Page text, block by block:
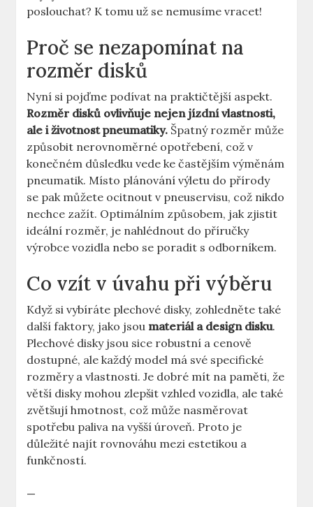
poslouchat? K tomu už se nemusíme vracet!
Proč se nezapomínat na
rozměr disků
Nyní‍ si pojďme podívat ‍na praktičtější aspekt. ⁣
Rozměr disků ovlivňuje nejen jízdní vlastnosti,
ale i životnost pneumatiky. Špatný rozměr může‍
způsobit nerovnoměrné opotřebení, ⁣což v
konečném důsledku vede ke častějším výměnám
‍pneumatik. Místo plánování výletu do přírody
se pak můžete ocitnout v‌ pneuservisu, což nikdo
nechce zažít. Optimálním způsobem, jak zjistit
ideální rozměr, je nahlédnout⁤ do⁤ příručky
výrobce vozidla nebo se poradit s odborníkem.
Co‌ vzít⁤ v úvahu⁤ při výběru
Když si vybíráte plechové disky, zohledněte také
další faktory, jako ⁢jsou materiál a design disku.
Plechové disky jsou sice robustní a cenově
dostupné, ale ⁣každý model má své specifické
⁣rozměry a vlastnosti. Je dobré ‍mít na paměti, že
větší ​disky mohou zlepšit vzhled vozidla, ale také
zvětšují hmotnost, což může nasměrovat
spotřebu paliva ⁢na vyšší úroveň. Proto je
důležité najít rovnováhu mezi estetikou ‌a
funkčností.
—